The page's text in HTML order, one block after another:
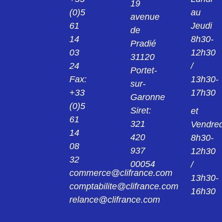
KPS1/B2 PINCE ROUGE 2MM 24.0139-22
KK4/4 MANCHON NOIR 4MM 24.0142-21
KK4/4 MANCHON ROUGE 4MM 24.0142-
AGK20 PINCE 4MM 24.0149
AGK40 PINCE NOIR 2MM 24.0154-21
(0)5
61
14
03
24
Fax:
+33
(0)5
61
14
08
32
commerce@clifrance.com
comptabilite@clifrance.com
relance@clifrance.com
19
avenue
de
Pradié
31120
Portet-
sur-
Garonne
Siret:
321
420
937
00054
au
Jeudi
8h30-
12h30
/
13h30-
17h30
et
8h30-
12h30
/
13h30-
16h30